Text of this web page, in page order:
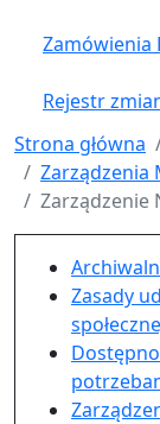
Zamówienia
Rejestr
Strona główna
Zarządzenia
Zarządzenie
Menu
Zasady